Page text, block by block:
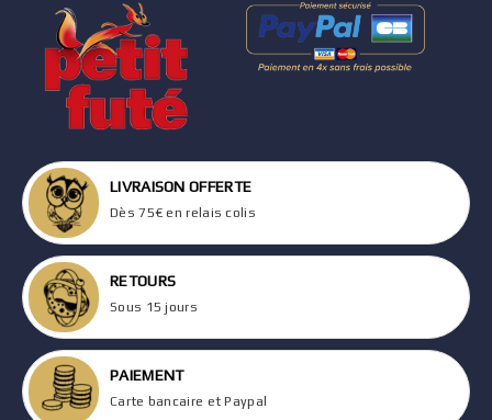
LIVRAISON OFFERTE
Dès 75€ en relais colis
RETOURS
Sous 15 jours
PAIEMENT
Carte bancaire et Paypal